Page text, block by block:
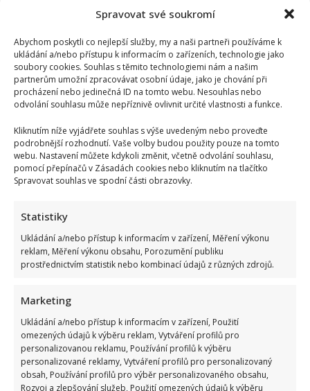
Spravovat své soukromí
Abychom poskytli co nejlepší služby, my a naši partneři používáme k
ukládání a/nebo přístupu k informacím o zařízeních, technologie jako
soubory cookies. Souhlas s těmito technologiemi nám a našim
partnerům umožní zpracovávat osobní údaje, jako je chování při
procházení nebo jedinečná ID na tomto webu. Nesouhlas nebo
odvolání souhlasu může nepříznivě ovlivnit určité vlastnosti a funkce.
Kliknutím níže vyjádřete souhlas s výše uvedeným nebo proveďte
podrobnější rozhodnutí. Vaše volby budou použity pouze na tomto
webu. Nastavení můžete kdykoli změnit, včetně odvolání souhlasu,
pomocí přepínačů v Zásadách cookies nebo kliknutím na tlačítko
Spravovat souhlas ve spodní části obrazovky.
Statistiky
Ukládání a/nebo přístup k informacím v zařízení, Měření výkonu
reklam, Měření výkonu obsahu, Porozumění publiku
prostřednictvím statistik nebo kombinací údajů z různých zdrojů.
Marketing
Ukládání a/nebo přístup k informacím v zařízení, Použití
omezených údajů k výběru reklam, Vytváření profilů pro
personalizovanou reklamu, Používání profilů k výběru
personalizované reklamy, Vytváření profilů pro personalizovaný
obsah, Používání profilů pro výběr personalizovaného obsahu,
Rozvoj a zlepšování služeb, Použití omezených údajů k výběru